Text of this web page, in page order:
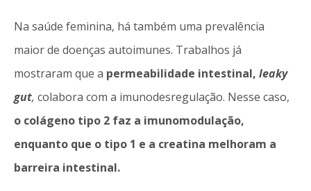
Na saúde feminina, há também uma prevalência
maior de doenças autoimunes. Trabalhos já
mostraram que a permeabilidade intestinal, leaky
gut, colabora com a imunodesregulação. Nesse caso,
o colágeno tipo 2 faz a imunomodulação,
enquanto que o tipo 1 e a creatina melhoram a
barreira intestinal.